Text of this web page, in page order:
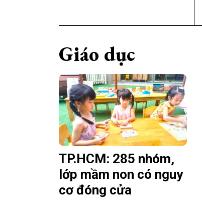
Giáo dục
TP.HCM: 285 nhóm,
lớp mầm non có nguy
cơ đóng cửa